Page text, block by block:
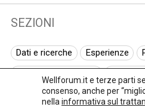
SEZIONI
Dati e ricerche Esperienze
Normativa europea
Wellforum.it e terze parti
consenso, anche per
nella informativa sul